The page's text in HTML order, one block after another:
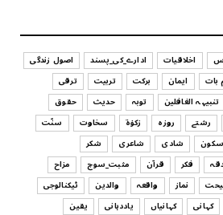
طریقے سے منظم کر رہے ہیں
ہے؟
ہوشیاری
اخلاقیات ادارے_کی_پسند
اصول زندگی
بات ایمان برکت تربیت
ترقی
تنبیہہ الغافلین توبہ حدیث
حقوق
رشتے روزہ زکوٰۃ سخاوت
سنّت
سکون شادی شاعری
شکر
فکر قرآن مثبت_سوچ
مزاح
نماز واقعہ والدین
ٹیکنالوجی
کہانی کہانیاں یاددہانی یقین